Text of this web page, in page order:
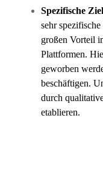
Spezifische
sehr
großen Vorteil
Plattformen.
geworben
beschäftigen.
durch
etablieren.